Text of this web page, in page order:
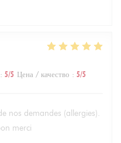
: 5/5 Цена / качество : 5/5
nos demandes (allergies).
merci